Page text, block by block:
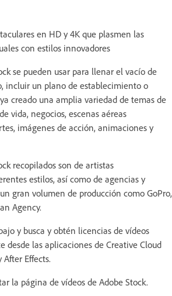
en HD y 4K que plasmen las
con estilos innovadores
se pueden usar para llenar el vacío de
incluir un plano de establecimiento o
creado una amplia variedad de temas de
vida, negocios, escenas aéreas
imágenes de acción, animaciones y
recopilados son de artistas
estilos, así como de agencias y
gran volumen de producción como GoPro,
Agency.
y busca y obtén licencias de vídeos
desde las aplicaciones de Creative Cloud
Effects.
la página de vídeos de Adobe Stock.